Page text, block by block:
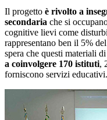
Il progetto è rivolto a
secondaria che si
cognitive lievi come
rappresentano ben il 5%
spera che questi materiali
a coinvolgere 170 istituti,
forniscono servizi educativi.